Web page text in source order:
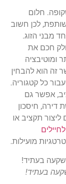
חלום
לכן חשוב
מבני הזוג.
חכם את
ומוטיבציה
זה הוא להבחין
כל קטגוריה.
אפשר גם
דירה, חיסכון
ליצור תקציב או
מועילות.
בעתיד!